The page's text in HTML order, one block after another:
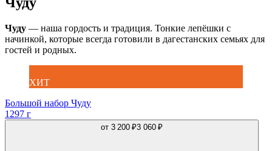
Чуду — наша гордость и традиция. Тонкие лепёшки с
начинкой, которые всегда готовили в дагестанских семьях для
гостей и родных.
ХИТ
Большой набор Чуду
1297 г
от 3 200 ₽3 060 ₽